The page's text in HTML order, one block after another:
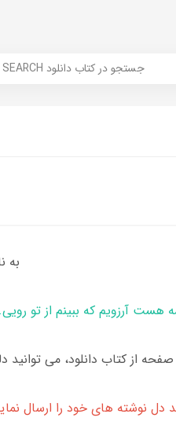
SEARCH جستجو در کتاب دانلود
به